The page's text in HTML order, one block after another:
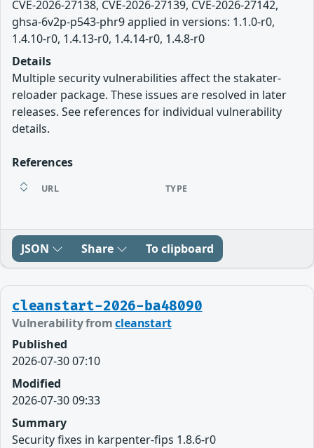
CVE-2026-27138, CVE-2026-27139, CVE-2026-27142,
ghsa-6v2p-p543-phr9 applied in versions: 1.1.0-r0,
1.4.10-r0, 1.4.13-r0, 1.4.14-r0, 1.4.8-r0
Details
Multiple security vulnerabilities affect the stakater-
reloader package. These issues are resolved in later
releases. See references for individual vulnerability
details.
References
URL TYPE
JSON Share To clipboard
cleanstart-2026-ba48090
Vulnerability fromcleanstart
Published
2026-07-30 07:10
Modified
2026-07-30 09:33
Summary
Security fixes in karpenter-fips 1.8.6-r0